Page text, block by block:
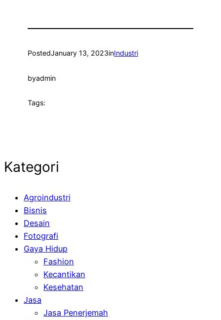
PostedJanuary 13, 2023inIndustri
byadmin
Tags:
Kategori
Agroindustri
Bisnis
Desain
Fotografi
Gaya Hidup
Fashion
Kecantikan
Kesehatan
Jasa
Jasa Penerjemah